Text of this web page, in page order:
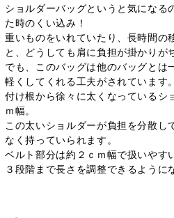
ショルダーバッグというと気になる
た時のくい込み！
重いものをいれていたり、長時間の
と、どうしても肩に負担が掛かりが
でも、このバッグは他のバッグとは
軽くしてくれる工夫がされています。
付け根から徐々に太くなっているシ
ｍ幅。
この太いショルダーが負担を分散し
なく持っていられます。
ベルト部分は約２ｃｍ幅で扱いやす
３段階まで長さを調整できるように